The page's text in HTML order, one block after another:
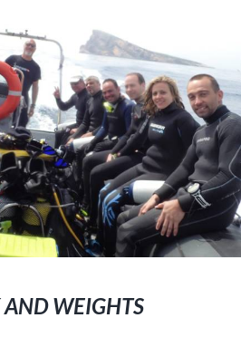
WEIGHTS